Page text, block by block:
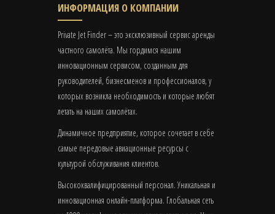
ИНФОРМАЦИЯ О КОМПАНИИ
Private Jet Finder – это эксклюзивный сервис аренды
частного самолёта. Мы гордимся нашим
инновационным сервисом, созданным для
руководителей, бизнесменов и профессионалов, у
которых возникла необходимость и которые любят
летать на наших самолётах.
Динамичное предприятие, которое сочетает в себе
самые передовые авиационные ресурсы с
культурой обслуживания клиентов.
Высококвалифицированный персонал. Уникальная и
инновационная онлайн-платформа. Глобальная сеть